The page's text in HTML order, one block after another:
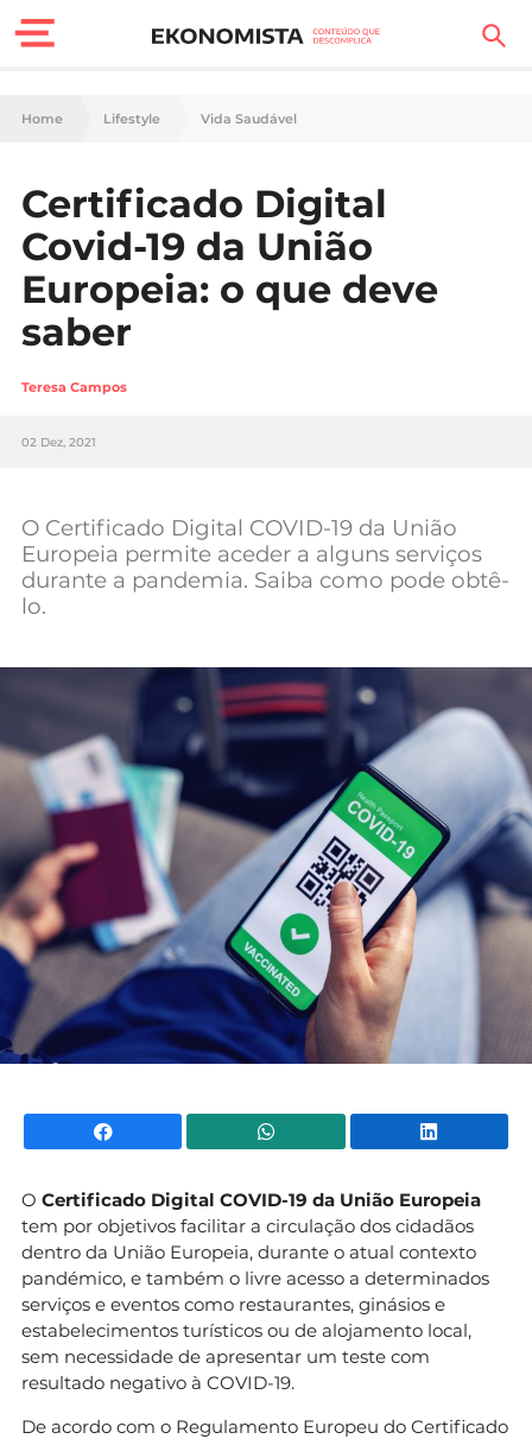
Finanças Pessoais
Carreira
Casa
Lifestyle
Sociedade
Tecnologia
Negócios
Mundial 2026
Home Lifestyle Vida Saudável
Certificado Digital
Covid-19 da União
Europeia: o que deve
saber
Teresa Campos
02 Dez, 2021
O Certificado Digital COVID-19 da União
Europeia permite aceder a alguns serviços
durante a pandemia. Saiba como pode obtê-
lo.
Facebook WhatsApp
O Certificado Digital COVID-19 da União Europeia
tem por objetivos facilitar a circulação dos cidadãos
dentro da União Europeia, durante o atual contexto
pandémico, e também o livre acesso a determinados
serviços e eventos como restaurantes, ginásios e
estabelecimentos turísticos ou de alojamento local,
sem necessidade de apresentar um teste com
resultado negativo à COVID-19.
De acordo com o Regulamento Europeu do Certificado